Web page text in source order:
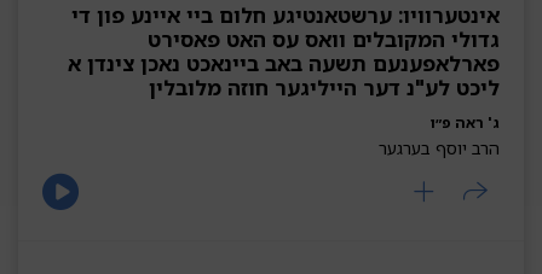
אינטערוויו: ערשטאנטיגע חלום ביי איינע פון די
גדולי המקובלים וואס עס האט פאסירט
פארלאפענעם תשעה באב ביינאכט נאכן צינדן א
ליכט לע"נ דער הייליגער חוזה מלובלין
ג' ראה פ״ו
הרב יוסף בערגער